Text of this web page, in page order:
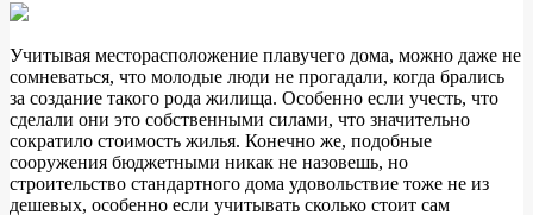
Учитывая месторасположение плавучего дома, можно даже не
сомневаться, что молодые люди не прогадали, когда брались
за создание такого рода жилища. Особенно если учесть, что
сделали они это собственными силами, что значительно
сократило стоимость жилья. Конечно же, подобные
сооружения бюджетными никак не назовешь, но
строительство стандартного дома удовольствие тоже не из
дешевых, особенно если учитывать сколько стоит сам